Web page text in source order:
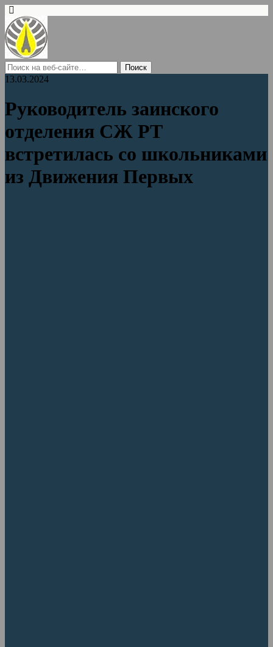
13.03.2024
Руководитель заинского
отделения СЖ РТ
встретилась со школьниками
из Движения Первых